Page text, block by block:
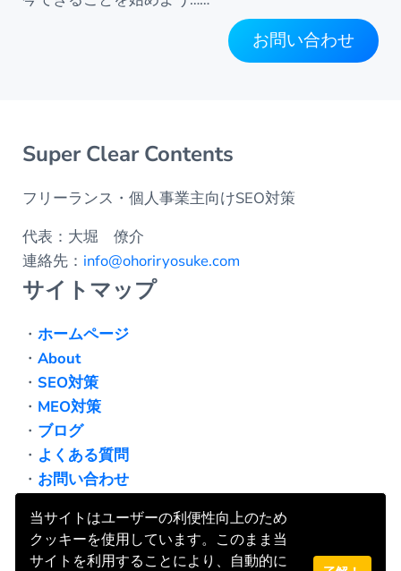
当サイトはユーザーの利便性向上のため
クッキーを使用しています。このまま当
サイトを利用することにより、自動的に
お問い合わせ
Super Clear Contents
フリーランス・個人事業主向けSEO対策
代表：大堀 僚介
連絡先： info@ohoriryosuke.com
サイトマップ
・ ホームページ
・ About
・ SEO対策
・ MEO対策
・ ブログ
・ よくある質問
・ お問い合わせ